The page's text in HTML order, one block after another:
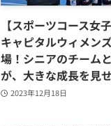
【スポーツコース女
キャピタルウィメン
場！シニアのチーム
が、大きな成長を見
2023年12月18日